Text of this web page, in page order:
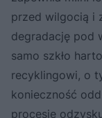
przed wilgocią i
degradację pod
samo szkło
recyklingowi, o
konieczność
procesie